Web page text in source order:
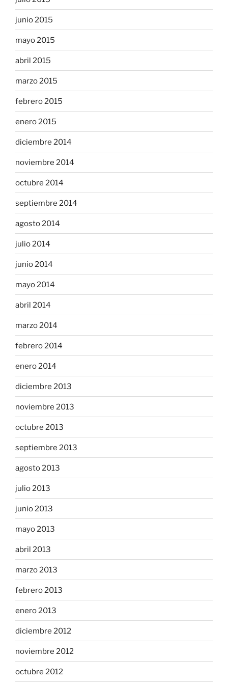
junio 2015
mayo 2015
abril 2015
marzo 2015
febrero 2015
enero 2015
diciembre 2014
noviembre 2014
octubre 2014
septiembre 2014
agosto 2014
julio 2014
junio 2014
mayo 2014
abril 2014
marzo 2014
febrero 2014
enero 2014
diciembre 2013
noviembre 2013
octubre 2013
septiembre 2013
agosto 2013
julio 2013
junio 2013
mayo 2013
abril 2013
marzo 2013
febrero 2013
enero 2013
diciembre 2012
noviembre 2012
octubre 2012